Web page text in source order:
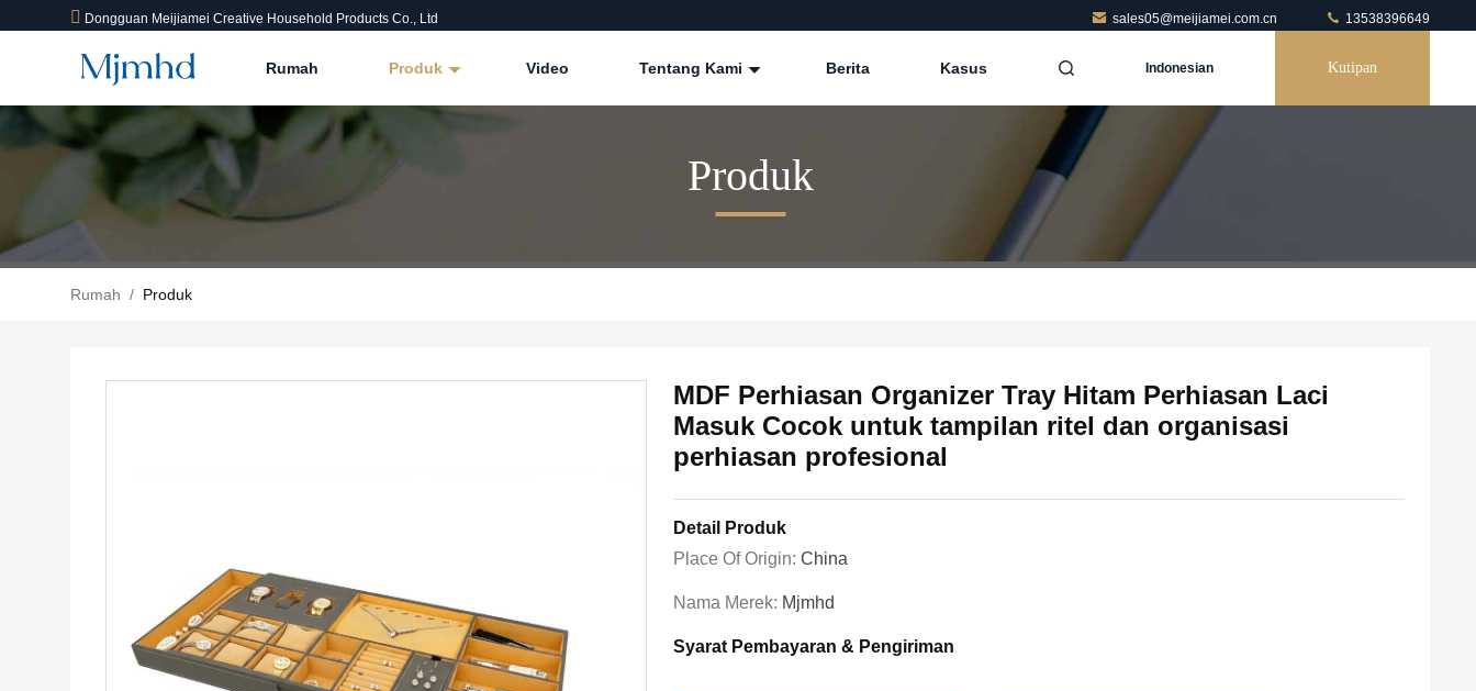
Dongguan Meijiamei Creative Household Products Co., Ltd sales05@meijiamei.com.cn 13538396649
Rumah Produk Video Tentang Kami Berita Kasus Indonesian Kutipan
Produk
Rumah / Produk
MDF Perhiasan Organizer Tray Hitam Perhiasan Laci
Masuk Cocok untuk tampilan ritel dan organisasi
perhiasan profesional
Detail Produk
Place Of Origin: China
Nama Merek: Mjmhd
Syarat Pembayaran & Pengiriman